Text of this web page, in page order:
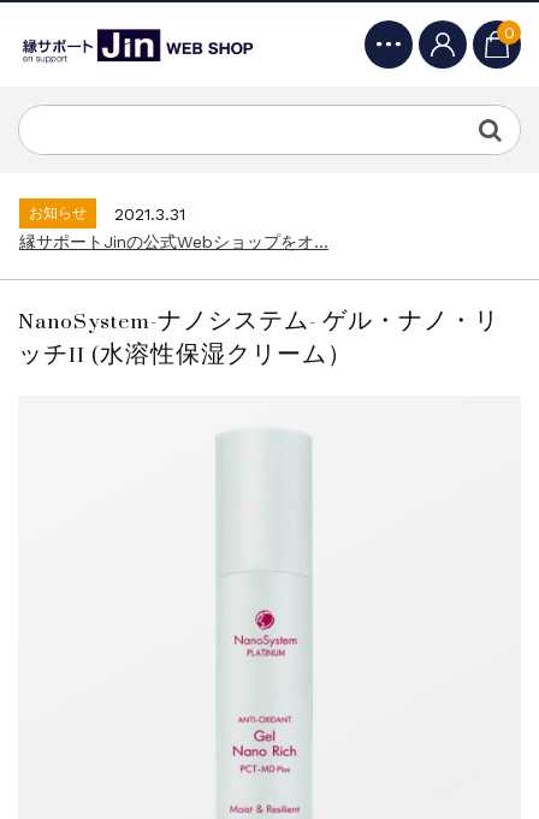
0
縁サポートJinの公式Webショップをオ...
お知らせ
2022.11.7
お知らせ
2021.3.31
縁サポートJinの公式Webショップをオ...
お知らせ
2021.3.31
縁サポートJinの公式Webショップをオ...
NanoSystem-ナノシステム- ゲル・ナノ・リ
ッチII (水溶性保湿クリーム）